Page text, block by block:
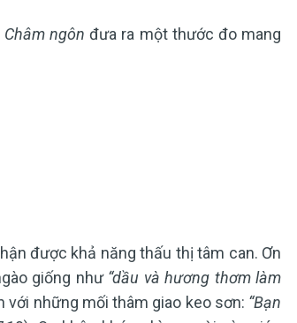
ngôn đưa ra một thước đo mang
được khả năng thấu thị tâm can. Ơn
giống như “dầu và hương thơm làm
những mối thâm giao keo sơn: “Bạn